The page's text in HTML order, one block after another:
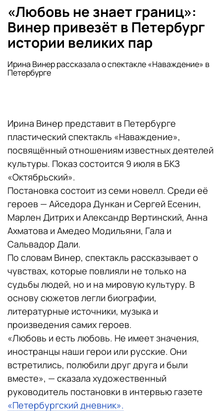
«Любовь не знает границ»:
Винер привезёт в Петербург
истории великих пар
Ирина Винер рассказала о спектакле «Наваждение» в
Петербурге
Ирина Винер представит в Петербурге
пластический спектакль «Наваждение»,
посвящённый отношениям известных деятелей
культуры. Показ состоится 9 июля в БКЗ
«Октябрьский».
Постановка состоит из семи новелл. Среди её
героев — Айседора Дункан и Сергей Есенин,
Марлен Дитрих и Александр Вертинский, Анна
Ахматова и Амедео Модильяни, Гала и
Сальвадор Дали.
По словам Винер, спектакль рассказывает о
чувствах, которые повлияли не только на
судьбы людей, но и на мировую культуру. В
основу сюжетов легли биографии,
литературные источники, музыка и
произведения самих героев.
«Любовь и есть любовь. Не имеет значения,
иностранцы наши герои или русские. Они
встретились, полюбили друг друга и были
вместе», — сказала художественный
руководитель постановки в интервью газете
«Петербургский дневник».